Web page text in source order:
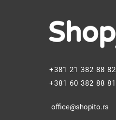
+381 21 382 88 82
+381 60 382 88 81
office@shopito.rs